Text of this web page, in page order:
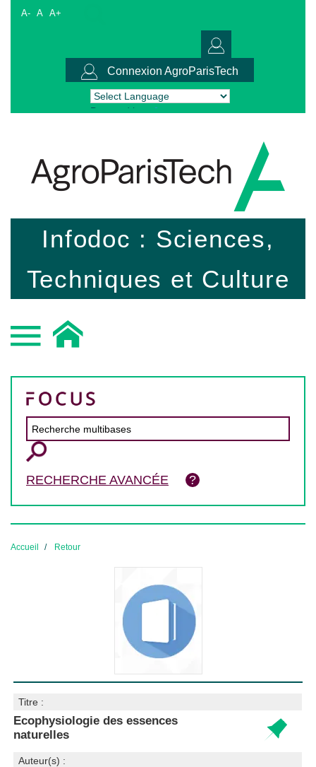
A- A A+
Connexion AgroParisTech
Powered by Translate
Infodoc : Sciences,
Techniques et Culture
RECHERCHE AVANCÉE
Accueil Retour
Titre :
Ecophysiologie des essences
naturelles
Auteur(s) :